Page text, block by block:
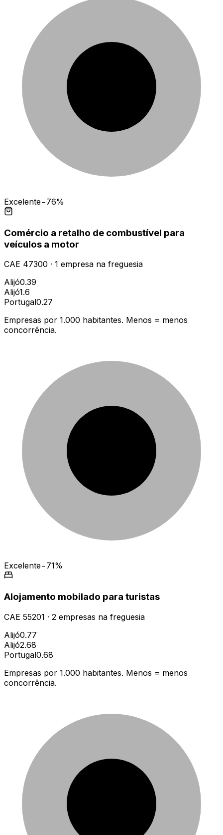
Excelente−76%
Comércio a retalho de combustível para
veículos a motor
CAE 47300 · 1 empresa na freguesia
Alijó0.39
Alijó1.6
Portugal0.27
Empresas por 1.000 habitantes. Menos = menos
concorrência.
Excelente−71%
Alojamento mobilado para turistas
CAE 55201 · 2 empresas na freguesia
Alijó0.77
Alijó2.68
Portugal0.68
Empresas por 1.000 habitantes. Menos = menos
concorrência.